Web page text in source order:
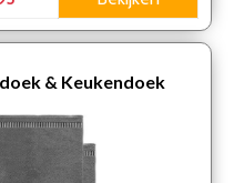
& Keukendoek